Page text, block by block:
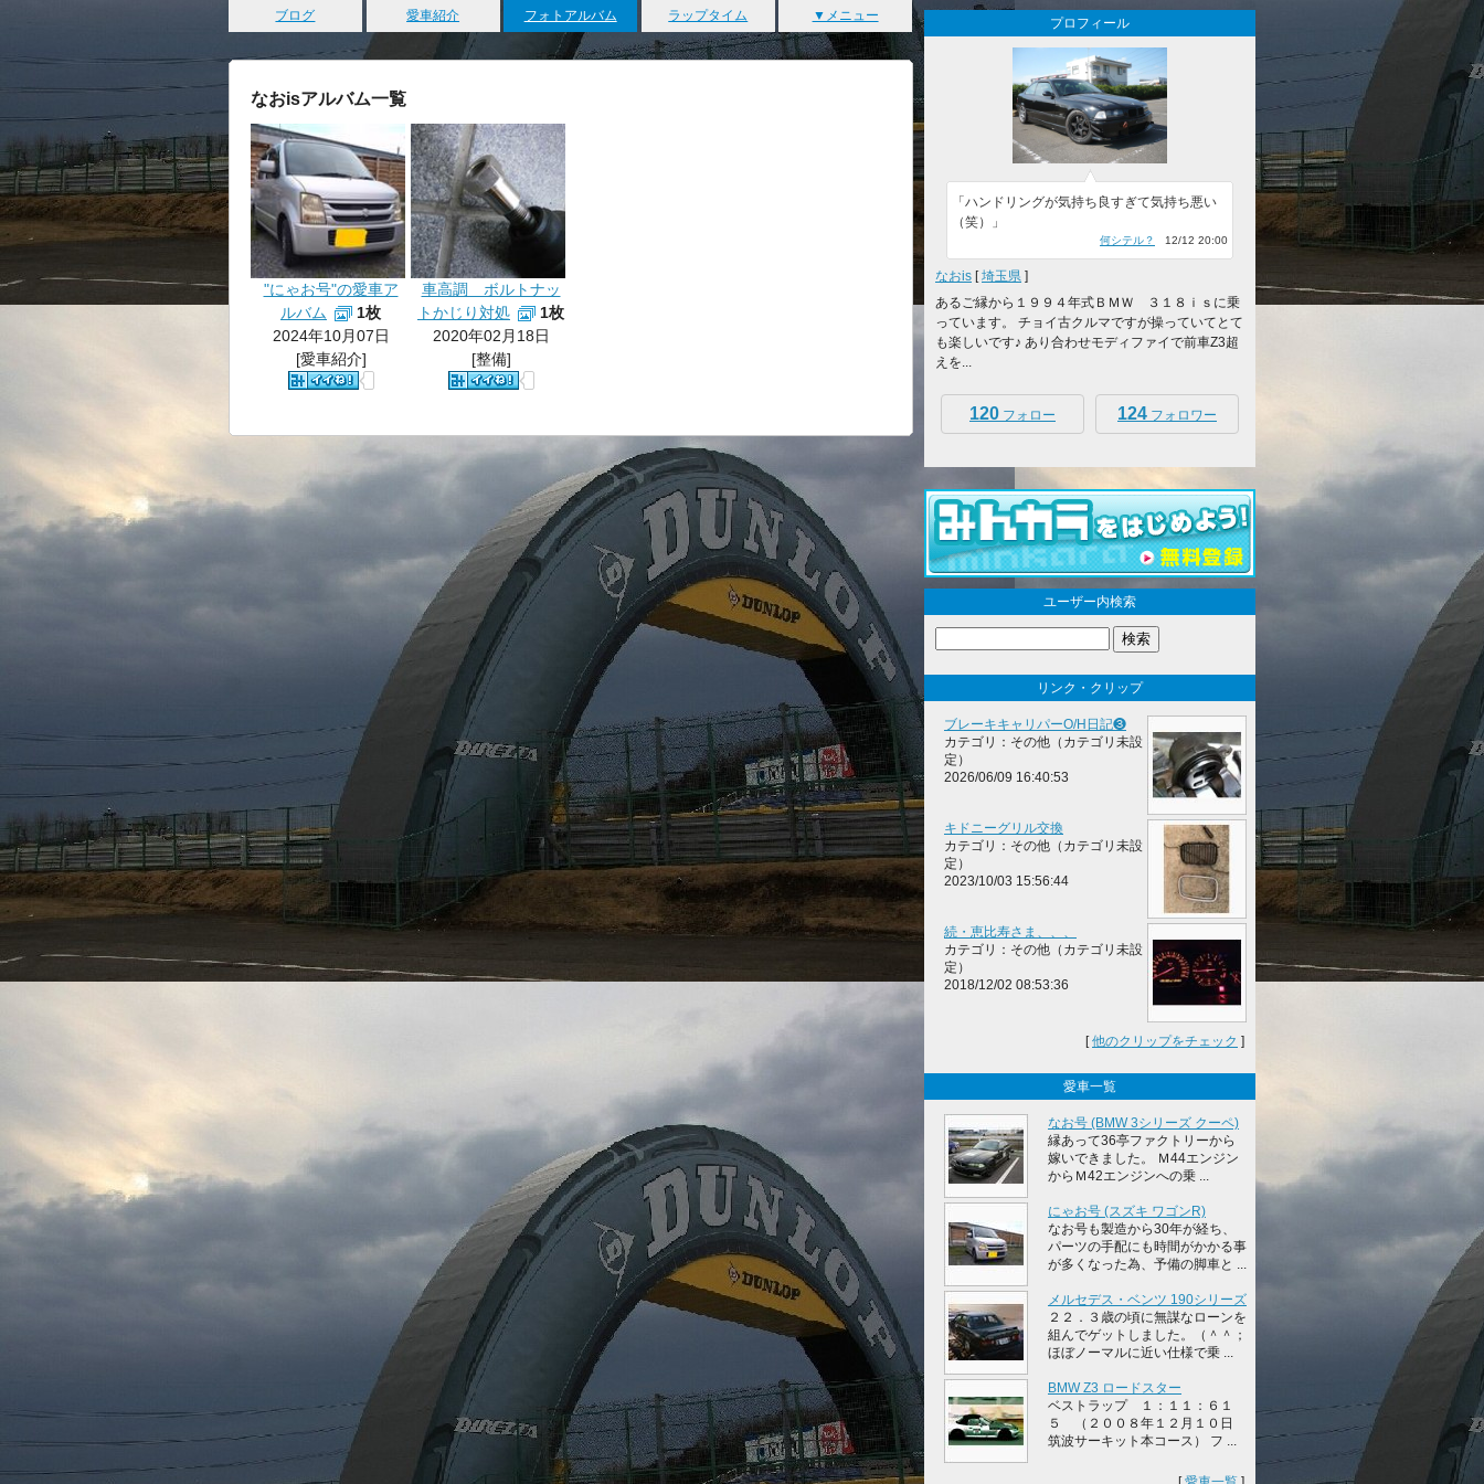
ブログ 愛車紹介 フォトアルバム ラップタイム ▼メニュー
なおisアルバム一覧
"にゃお号"の愛車ア
ルバム
1枚
2024年10月07日
[愛車紹介]
車高調 ボルトナッ
トかじり対処
1枚
2020年02月18日
[整備]
プロフィール
「ハンドリングが気持ち良すぎて気持ち悪い
（笑）」
何シテル？ 12/12 20:00
なおis [埼玉県 ]
あるご縁から１９９４年式ＢＭＷ ３１８ｉｓに乗
っています。 チョイ古クルマですが操っていてとて
も楽しいです♪ あり合わせモディファイで前車Z3超
えを...
120 フォロー 124 フォロワー
ユーザー内検索
リンク・クリップ
ブレーキキャリパーO/H日記❸
カテゴリ：その他（カテゴリ未設
定）
2026/06/09 16:40:53
キドニーグリル交換
カテゴリ：その他（カテゴリ未設
定）
2023/10/03 15:56:44
続・恵比寿さま、、、
カテゴリ：その他（カテゴリ未設
定）
2018/12/02 08:53:36
[他のクリップをチェック ]
愛車一覧
なお号 (BMW 3シリーズ クーペ)
縁あって36亭ファクトリーから
嫁いできました。 Ｍ44エンジン
からＭ42エンジンへの乗 ...
にゃお号 (スズキ ワゴンR)
なお号も製造から30年が経ち、
パーツの手配にも時間がかかる事
が多くなった為、予備の脚車と ...
メルセデス・ベンツ 190シリーズ
２２．３歳の頃に無謀なローンを
組んでゲットしました。（＾＾；
ほぼノーマルに近い仕様で乗 ...
BMW Z3 ロードスター
ベストラップ １：１１：６１
５ （２００８年１２月１０日
筑波サーキット本コース） フ ...